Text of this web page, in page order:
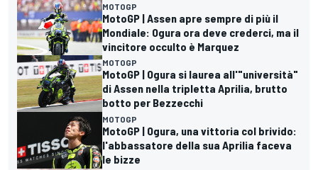
MOTOGP
MotoGP | Assen apre sempre di più il
Mondiale: Ogura ora deve crederci, ma il
vincitore occulto è Marquez
MOTOGP
MotoGP | Ogura si laurea all'"università"
di Assen nella tripletta Aprilia, brutto
botto per Bezzecchi
MOTOGP
MotoGP | Ogura, una vittoria col brivido:
l'abbassatore della sua Aprilia faceva
le bizze